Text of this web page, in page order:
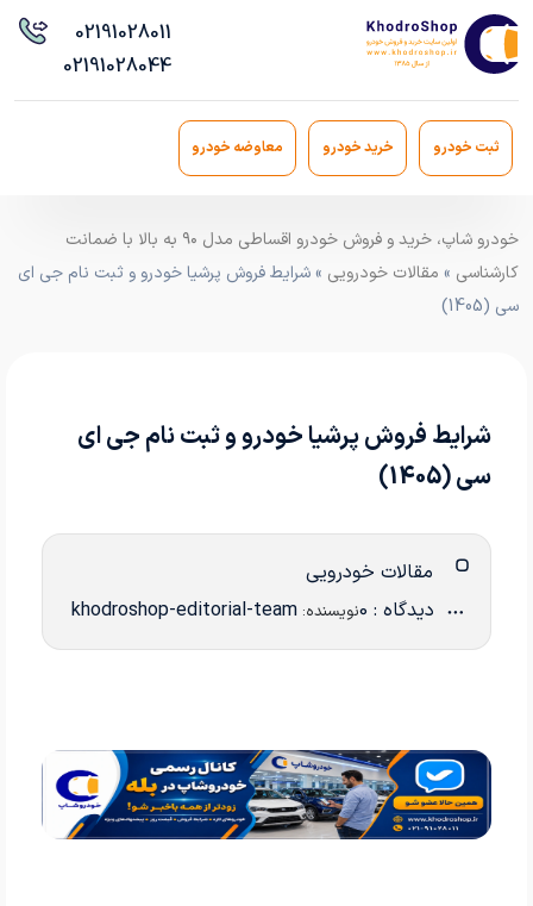
02191028011
02191028044
ثبت خودرو خرید خودرو معاوضه خودرو
خودرو شاپ، خرید و فروش خودرو اقساطی مدل ۹۰ به بالا با ضمانت
کارشناسی » مقالات خودرویی » شرایط فروش پرشیا خودرو و ثبت نام جی ای
سی (1405)
شرایط فروش پرشیا خودرو و ثبت نام جی ای
سی (1405)
مقالات خودرویی
دیدگاه : 0 نویسنده: khodroshop-editorial-team